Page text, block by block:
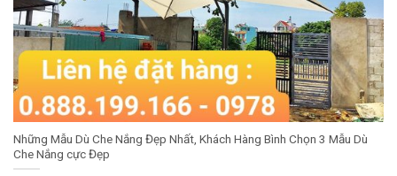
Những Mẫu Dù Che Nắng Đẹp Nhất, Khách Hàng Bình Chọn 3 Mẫu Dù
Che Nắng cực Đẹp